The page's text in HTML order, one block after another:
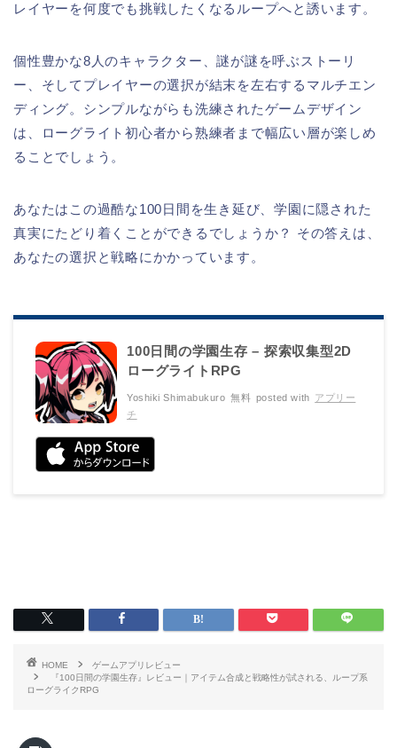
レイヤーを何度でも挑戦したくなるループへと誘います。
個性豊かな8人のキャラクター、謎が謎を呼ぶストーリ
ー、そしてプレイヤーの選択が結末を左右するマルチエン
ディング。シンプルながらも洗練されたゲームデザイン
は、ローグライト初心者から熟練者まで幅広い層が楽しめ
ることでしょう。
あなたはこの過酷な100日間を生き延び、学園に隠された
真実にたどり着くことができるでしょうか？ その答えは、
あなたの選択と戦略にかかっています。
100日間の学園生存 – 探索収集型2D
ローグライトRPG
Yoshiki Shimabukuro 無料 posted with アプリー
チ
HOME
ゲームアプリレビュー
『100日間の学園生存』レビュー｜アイテム合成と戦略性が試される、ループ系
ローグライクRPG